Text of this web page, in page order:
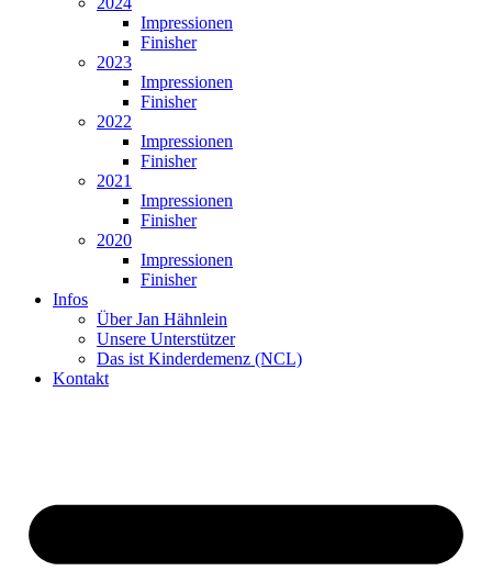
Impressionen
Finisher
2023
Impressionen
Finisher
2022
Impressionen
Finisher
2021
Impressionen
Finisher
2020
Impressionen
Finisher
Infos
Über Jan Hähnlein
Unsere Unterstützer
Das ist Kinderdemenz (NCL)
Kontakt